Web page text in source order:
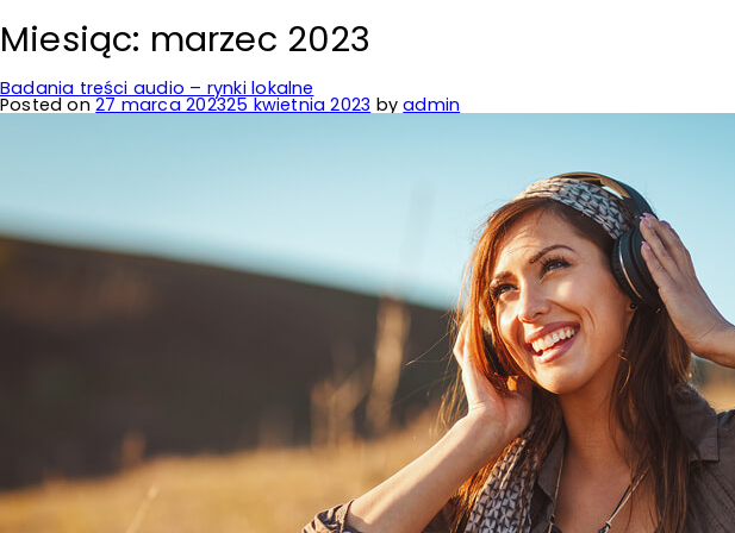
Miesiąc: marzec 2023
Badania treści audio – rynki lokalne
Posted on27 marca 202325 kwietnia 2023 byadmin